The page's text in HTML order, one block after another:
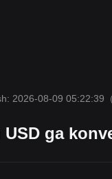
2026-08-09 05:22:39
USD ga